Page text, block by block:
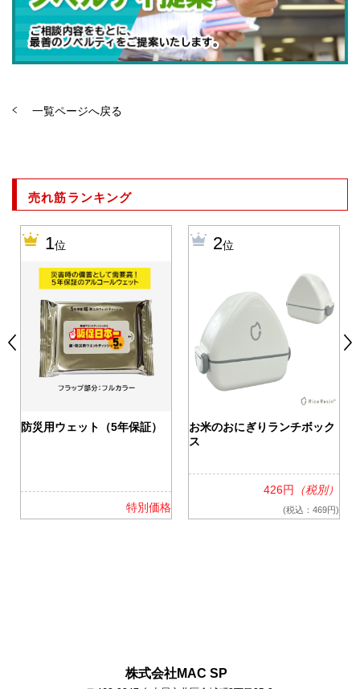
一覧ページへ戻る
売れ筋ランキング
1位
防災用ウェット（5年保証）
特別価格
2位
お米のおにぎりランチボック
ス
426円 （税別）
(税込：469円)
株式会社MAC SP